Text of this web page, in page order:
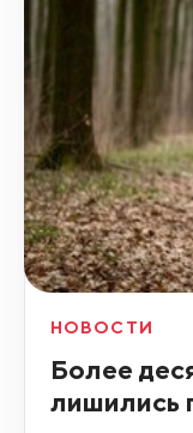
НОВОСТИ
Более
лишились